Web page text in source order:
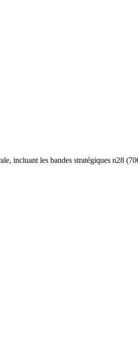
incluant les bandes stratégiques n28